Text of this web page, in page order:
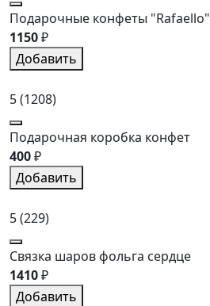
Подарочные конфеты "Rafaello"
1150₽
Добавить
5(1208)
Подарочная коробка конфет
400₽
Добавить
5(229)
Связка шаров фольга сердце
1410₽
Добавить